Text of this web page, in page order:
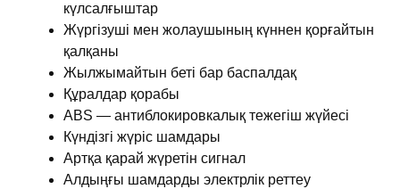
күлсалғыштар
Жүргізуші мен жолаушының күннен қорғайтын
қалқаны
Жылжымайтын беті бар баспалдақ
Құралдар қорабы
ABS — антиблокировкалық тежегіш жүйесі
Күндізгі жүріс шамдары
Артқа қарай жүретін сигнал
Алдыңғы шамдарды электрлік реттеу